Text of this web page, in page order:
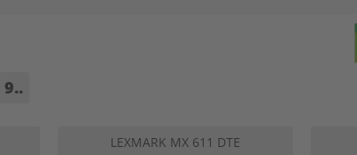
9..
LEXMARK MX 611 DTE